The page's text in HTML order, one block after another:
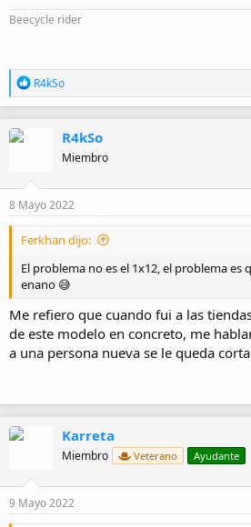
Beecycle rider
R
e
a
n
s
R4kSo
R4kSo
Miembro
8 Mayo 2022
Ferkhan dijo:
El problema no es el 1x12, el problema es
enano 😅
Me refiero que cuando fui a las
de este modelo en concreto, me
a una persona nueva se le queda
Karreta
Miembro Veterano Ayudante
9 Mayo 2022